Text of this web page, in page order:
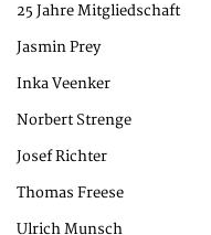
25 Jahre Mitgliedschaft
Jasmin Prey
Inka Veenker
Norbert Strenge
Josef Richter
Thomas Freese
Ulrich Munsch